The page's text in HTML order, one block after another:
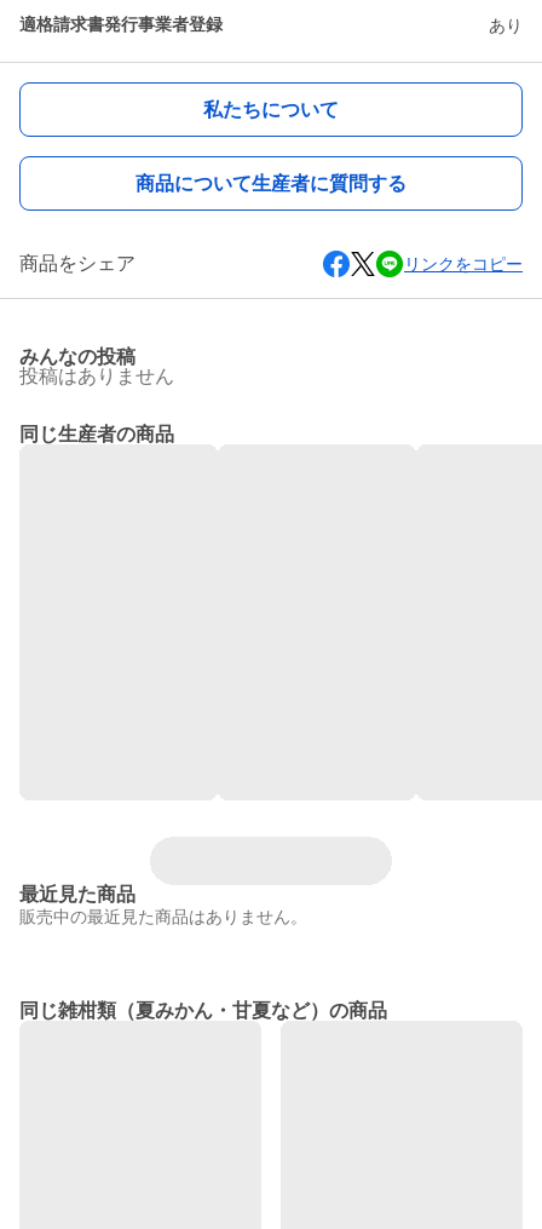
適格請求書発行事業者登録 あり
私たちについて
商品について生産者に質問する
商品をシェア リンクをコピー
みんなの投稿
投稿はありません
同じ生産者の商品
最近見た商品
販売中の最近見た商品はありません。
同じ雑柑類（夏みかん・甘夏など）の商品